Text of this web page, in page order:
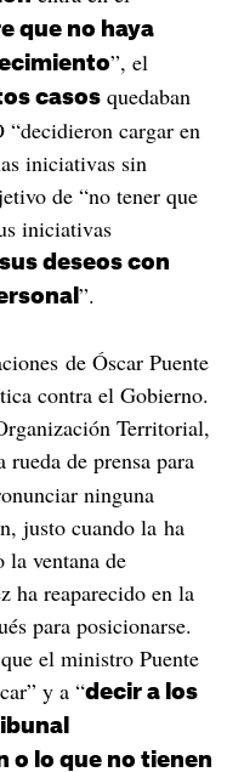
que no haya
”, el
casosquedaban
cargar en
iniciativas sin
de “no tener que
iniciativas
deseos con
”.
de Óscar Puente
contra el Gobierno.
Territorial,
de prensa para
ninguna
justo cuando la ha
la ventana de
ha reaparecido en la
para posicionarse.
el ministro Puente
y a “decir a los
o lo que no tienen